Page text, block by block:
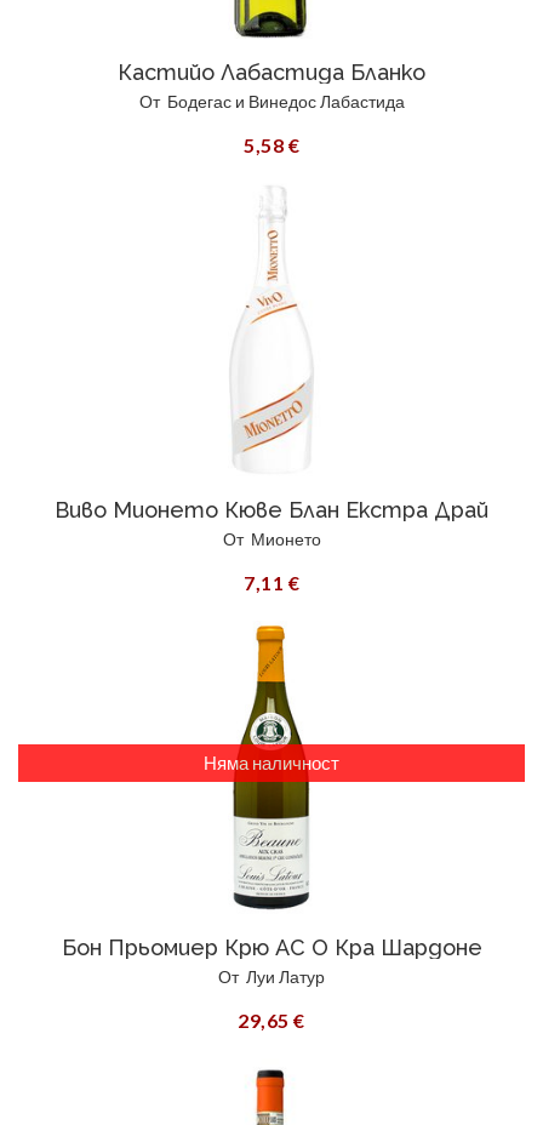
Кастийо Лабастида Бланко
От Бодегас и Винедос Лабастида
5,58 €
Виво Мионето Кюве Блан Екстра Драй
От Мионето
7,11 €
Бон Прьомиер Крю AC О Кра Шардоне
От Луи Латур
29,65 €
Няма наличност